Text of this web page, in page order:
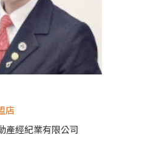
30-40 年
店
產經紀業有限公司